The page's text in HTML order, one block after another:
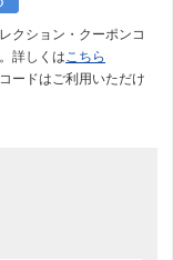
クション・クーポンコ
詳しくは こちら
ードはご利用いただけ